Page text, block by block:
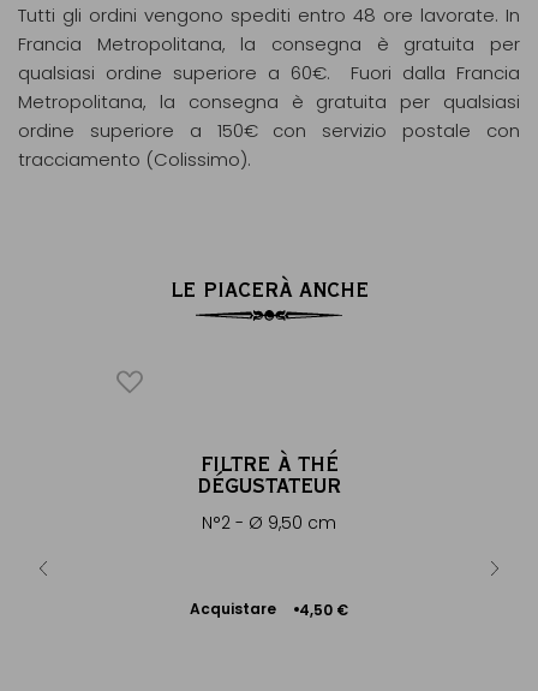
Tutti gli ordini vengono spediti entro 48 ore lavorate. In
Francia Metropolitana, la consegna è gratuita per
qualsiasi ordine superiore a 60€. Fuori dalla Francia
Metropolitana, la consegna è gratuita per qualsiasi
ordine superiore a 150€ con servizio postale con
tracciamento (Colissimo).
LE PIACERÀ ANCHE
FILTRE À THÉ
DÉGUSTATEUR
N°2 - Ø 9,50 cm
Acquistare 4,50 €
Aggiungere